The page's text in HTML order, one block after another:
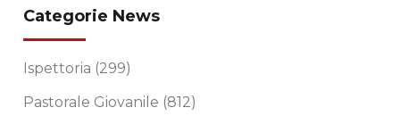
Categorie News
Ispettoria (299)
Pastorale Giovanile (812)